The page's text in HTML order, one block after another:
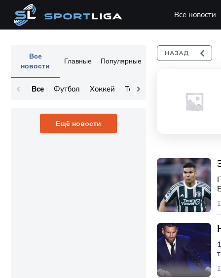
Все новости
Все
новости
Главные Популярные
Все Футбол Хоккей Теннис
Ещё новости